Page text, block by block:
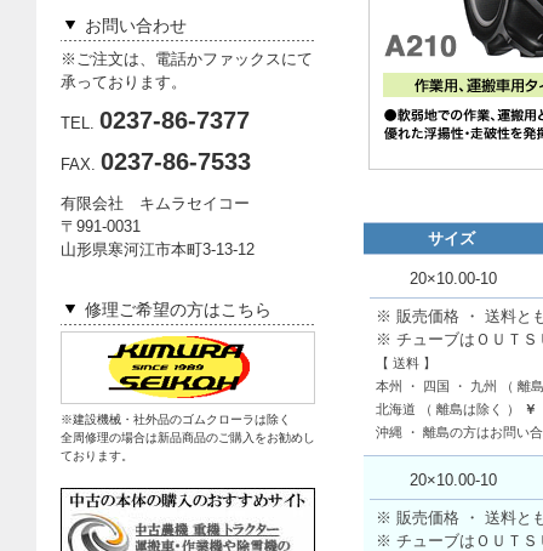
お問い合わせ
※ご注文は、電話かファックスにて
承っております。
TEL. 0237-86-7377
FAX. 0237-86-7533
有限会社 キムラセイコー
〒991-0031
山形県寒河江市本町3-13-12
修理ご希望の方はこちら
※建設機械・社外品のゴムクローラは除く
全周修理の場合は新品商品のご購入をお勧めし
ております。
サイズ
20×10.00-10
※ 販売価格 ・ 送料と
※ チューブはＯＵＴＳ
【 送料 】
本州 ・ 四国 ・ 九州 （ 離
北海道 （ 離島は除く ）
￥
沖縄 ・ 離島の方はお問い
20×10.00-10
※ 販売価格 ・ 送料と
※ チューブはＯＵＴＳ